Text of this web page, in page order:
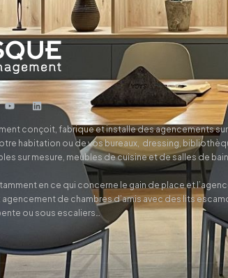
conçoit, fabrique et installe des agencements
habitation ou de vos bureaux, dressing,
sur mesure, meubles de cuisine et de salles de
en ce qui concerne le gain de place et
de chambres d’amis avec des lits
ou sous escaliers…